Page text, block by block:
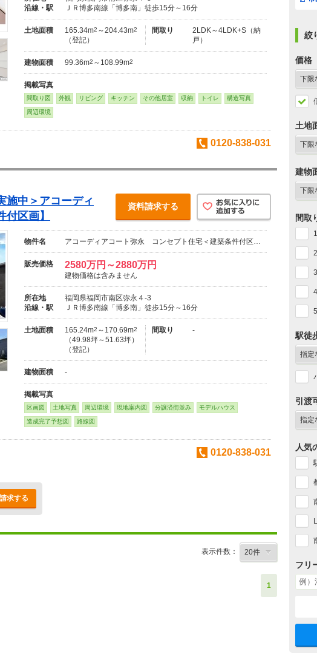
沿線・駅
ＪＲ博多南線「博多南」徒歩15分～16分
土地面積 165.34m2 ～204.43m2
（登記）
間取り
2LDK～4LDK+S（納
戸）
建物面積 99.36m2 ～108.99m2
掲載写真
間取り図 外観 リビング キッチン その他居室 収納 トイレ 構造写真
周辺環境
0120-838-031
施中＞アコーディ
区画】
資料請求する
物件名 アコーディアコート弥永 コンセプト住宅＜建築条件付区…
販売価格 2580万円～2880万円
建物価格は含みません
所在地
福岡県福岡市南区弥永４-3
沿線・駅
ＪＲ博多南線「博多南」徒歩15分～16分
土地面積 165.24m2 ～170.69m2
（49.98坪～51.63坪）
（登記）
間取り -
建物面積 -
掲載写真
区画図 土地写真 周辺環境 現地案内図 分譲済街並み モデルハウス
造成完了予想図 路線図
0120-838-031
求する
表示件数：
1
絞
価格
土地
建物
間取
駅徒
引渡
人気
フリ